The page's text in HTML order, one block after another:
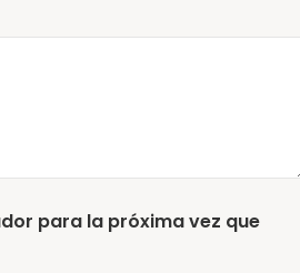
para la próxima vez que